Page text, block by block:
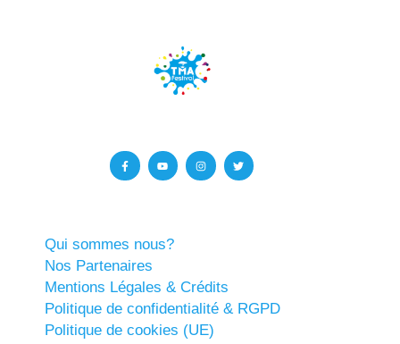
Qui sommes nous?
Nos Partenaires
Mentions Légales & Crédits
Politique de confidentialité & RGPD
Politique de cookies (UE)